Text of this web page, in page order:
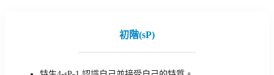
初階(sP)